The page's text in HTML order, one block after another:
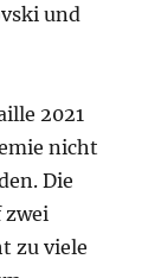
und
2021
nicht
Die
zwei
zu viele